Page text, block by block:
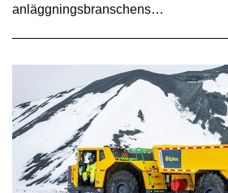
anläggningsbranschens…